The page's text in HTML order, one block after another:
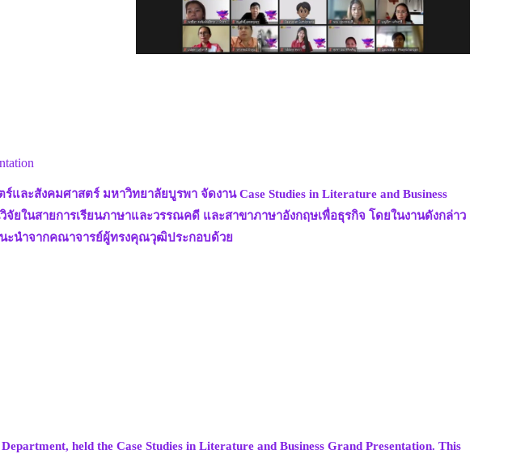
ะสังคมศาสตร์ มหาวิทยาลัยบูรพา จัดงาน Case Studies in Literature and Business
ยในสายการเรียนภาษาและวรรณคดี และสาขาภาษาอังกฤษเพื่อธุรกิจ โดยในงานดังกล่าว
ะนำจากคณาจารย์ผู้ทรงคุณวุฒิประกอบด้วย
held the Case Studies in Literature and Business Grand Presentation. This